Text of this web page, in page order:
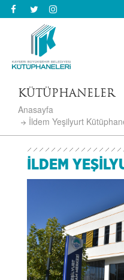
KÜTÜPHANELER
Anasayfa
İldem Yeşilyurt
İLDEM